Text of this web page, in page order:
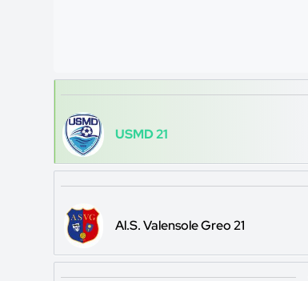
USMD 21
Al.S. Valensole Greo 21